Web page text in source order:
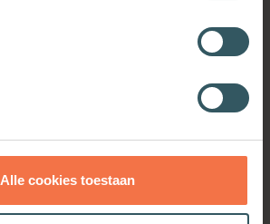
Alle cookies toestaan